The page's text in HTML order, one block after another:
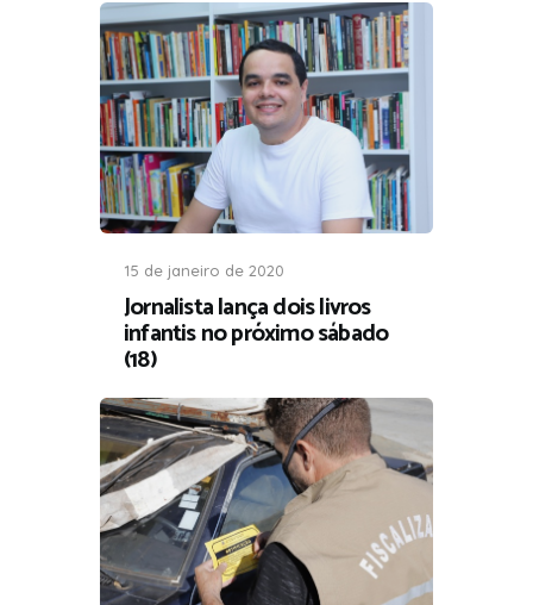
15 de janeiro de 2020
Jornalista lança dois livros
infantis no próximo sábado
(18)